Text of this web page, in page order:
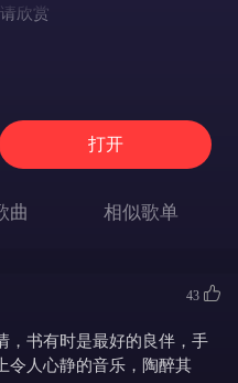
欣赏
打开
曲 相似歌单
43
，书有时是最好的良伴，手
令人心静的音乐，陶醉其